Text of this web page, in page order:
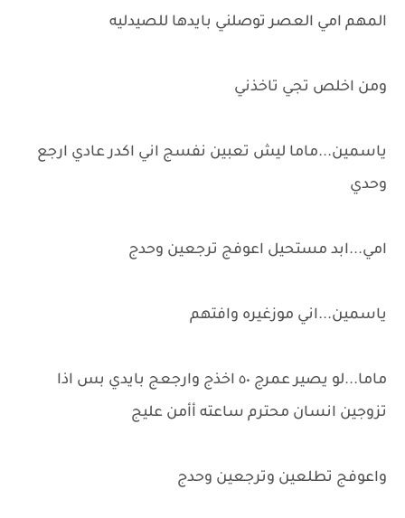
المهم امي العصر توصلني بايدها للصيدليه
ومن اخلص تجي تاخذني
ياسمين...ماما ليش تعبين نفسج اني اكدر عادي ارجع
وحدي
امي...ابد مستحيل اعوفج ترجعين وحدج
ياسمين...اني موزغيره وافتهم
ماما...لو يصير عمرج ٥٠ اخذج وارجعج بايدي بس اذا
تزوجين انسان محترم ساعته أأمن عليج
واعوفج تطلعين وترجعين وحدج